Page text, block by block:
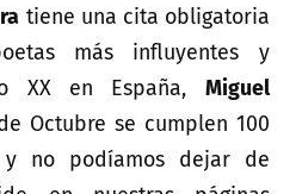
tiene una cita obligatoria
más influyentes y
XX en España, Miguel
Octubre se cumplen 100
no podíamos dejar de